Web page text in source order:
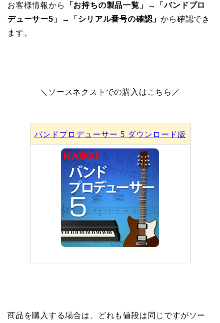
お客様情報から 「お持ちの製品一覧」 →
「バンドプロ
デューサー5」
→ 「シリアル番号の確認」から確認でき
ます。
＼ソースネクストでの購入はこちら／
バンドプロデューサー 5 ダウンロード版
商品を購入する場合は、どれも値段は同じですがソー